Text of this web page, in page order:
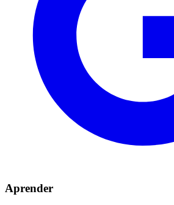
Aprender